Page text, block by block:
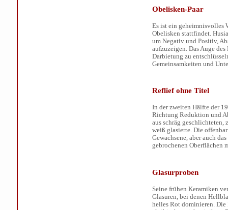
Obelisken-Paar
Es ist ein geheimnisvolles
Obelisken stattfindet.
um Negativ und Positiv,
aufzuzeigen. Das Auge
Darbietung zu
Gemeinsamkeiten und
Reflief ohne Titel
In der zweiten Hälfte der
Richtung Reduktion und
aus schräg
weiß glasierte. Die
Gewachsene, aber auch
gebrochenen Oberflächen
Glasurproben
Seine frühen Keramiken
Glasuren, bei denen
helles Rot dominieren.